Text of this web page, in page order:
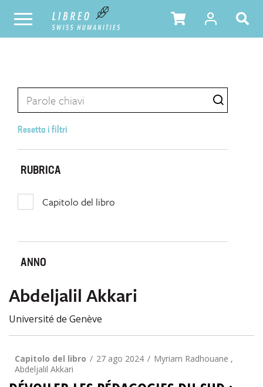
Resetta i filtri
RUBRICA
Capitolo del libro
ANNO
Abdeljalil Akkari
Université de Genève
Capitolo del libro 27 ago 2024
Myriam Radhouane ,
Abdeljalil Akkari